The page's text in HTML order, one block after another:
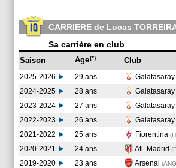
CARRIERE de Lucas
Sa carrière en club
Saison Age(*) Club
2025-2026 29 ans Galatasaray
2024-2025
28 ans Galatasaray
2023-2024
27 ans Galatasaray
2022-2023
26 ans Galatasaray
2021-2022
25 ans Fiorentina
2020-2021
24 ans Atl. Madrid
2019-2020
23 ans Arsenal (ANG